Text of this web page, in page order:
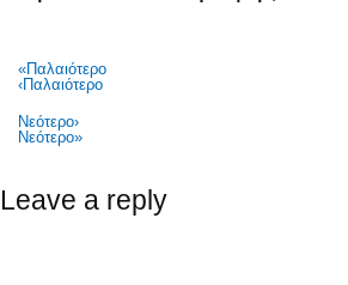
«Παλαιότερο
‹Παλαιότερο
Νεότερο›
Νεότερο»
Leave a reply